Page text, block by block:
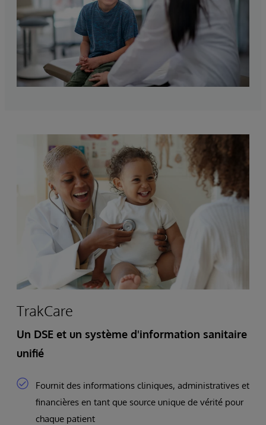
TrakCare
Un DSE et un système d'information sanitaire
unifié
Fournit des informations cliniques, administratives et
financières en tant que source unique de vérité pour
chaque patient